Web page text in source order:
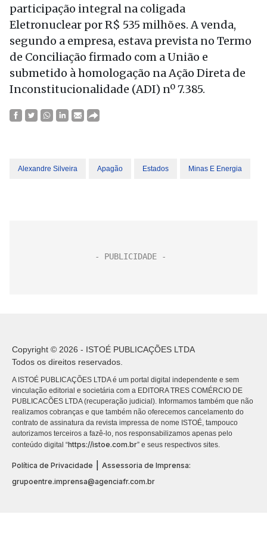
participação integral na coligada
Eletronuclear por R$ 535 milhões. A venda,
segundo a empresa, estava prevista no Termo
de Conciliação firmado com a União e
submetido à homologação na Ação Direta de
Inconstitucionalidade (ADI) nº 7.385.
Alexandre Silveira Apagão Estados Minas E Energia
Copyright © 2026 - ISTOÉ PUBLICAÇÕES LTDA
Todos os direitos reservados.
A ISTOÉ PUBLICAÇÕES LTDA é um portal digital independente e sem
vinculação editorial e societária com a EDITORA TRES COMÉRCIO DE
PUBLICACÕES LTDA (recuperação judicial). Informamos também que não
realizamos cobranças e que também não oferecemos cancelamento do
contrato de assinatura da revista impressa de nome ISTOÉ, tampouco
autorizamos terceiros a fazê-lo, nos responsabilizamos apenas pelo
conteúdo digital “https://istoe.com.br” e seus respectivos sites.
Política de Privacidade
Assessoria de Imprensa:
grupoentre.imprensa@agenciafr.com.br